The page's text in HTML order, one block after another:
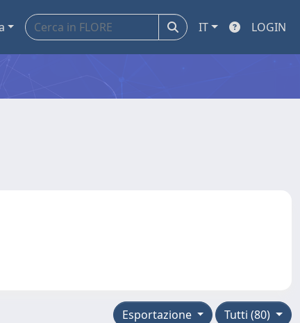
IT LOGIN
Tutti (80)
Esportazione